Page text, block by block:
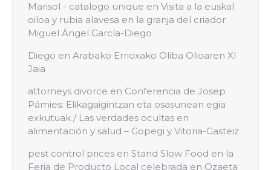
Marisol - catalogo unique en Visita a la euskal
oiloa y rubia alavesa en la granja del criador
Miguel Ángel García-Diego
Diego en Arabako Errioxako Oliba Olioaren XI
Jaia
attorneys divorce en Conferencia de Josep
Pámies: Elikagaigintzan eta osasunean egia
exkutuak / Las verdades ocultas en
alimentación y salud – Gopegi y Vitoria-Gasteiz
pest control prices en Stand Slow Food en la
Feria de Producto Local celebrada en Ozaeta